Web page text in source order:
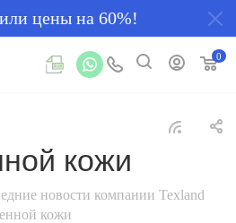
цены на 60%!
0
кожи
новости компании Texland
кожи